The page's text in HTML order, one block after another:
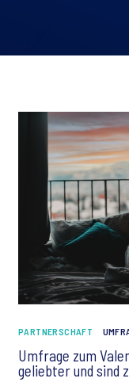
PARTNERSCHAFT
Umfrage zum
geliebter und sind